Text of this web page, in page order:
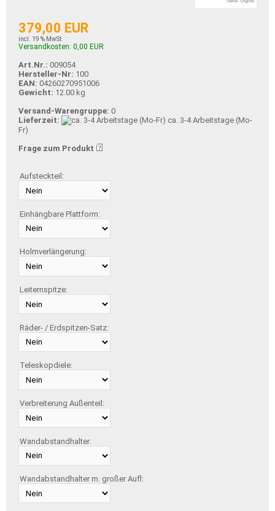
379,00 EUR
incl. 19 % MwSt.
Versandkosten: 0,00 EUR
Art.Nr.: 009054
Hersteller-Nr: 100
EAN: 04260270951006
Gewicht: 12.00 kg
Versand-Warengruppe: 0
Lieferzeit:
ca. 3-4 Arbeitstage (Mo-
Fr)
Frage zum Produkt
Aufsteckteil:
Einhängbare Plattform:
Holmverlängerung:
Leiternspitze:
Räder- / Erdspitzen-Satz:
Teleskopdiele:
Verbreiterung Außenteil:
Wandabstandhalter:
Wandabstandhalter m. großer Aufl: